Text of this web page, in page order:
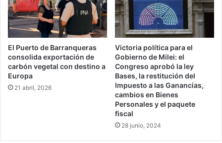
El Puerto de Barranqueras
consolida exportación de
carbón vegetal con destino a
Europa
21 abril, 2026
Victoria política para el
Gobierno de Milei: el
Congreso aprobó la ley
Bases, la restitución del
Impuesto a las Ganancias,
cambios en Bienes
Personales y el paquete
fiscal
28 junio, 2024